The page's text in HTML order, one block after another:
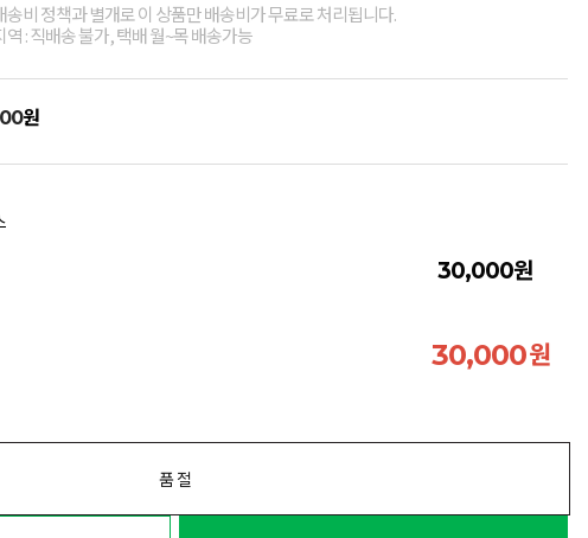
송비 정책과 별개로 이 상품만 배송비가 무료로 처리됩니다.
역 : 직배송 불가, 택배 월~목 배송가능
원
30,000원
30,000원
품절